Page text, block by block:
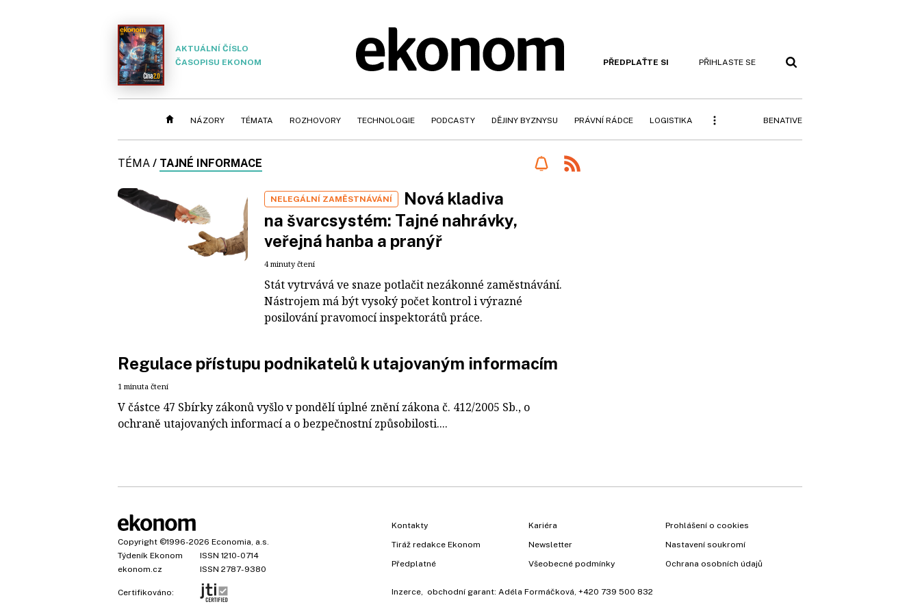
AKTUÁLNÍ ČÍSLO
ČASOPISU EKONOM
PŘEDPLAŤTE SI PŘIHLASTE SE
NÁZORY TÉMATA ROZHOVORY TECHNOLOGIE PODCASTY DĚJINY BYZNYSU PRÁVNÍ RÁDCE LOGISTIKA BENATIVE
TÉMA / TAJNÉ INFORMACE
NELEGÁLNÍ ZAMĚSTNÁVÁNÍ
Nová kladiva
na švarcsystém: Tajné nahrávky,
veřejná hanba a pranýř
4 minuty čtení
Stát vytrvává ve snaze potlačit nezákonné zaměstnávání.
Nástrojem má být vysoký počet kontrol i výrazné
posilování pravomocí inspektorátů práce.
Regulace přístupu podnikatelů k utajovaným informacím
1 minuta čtení
V částce 47 Sbírky zákonů vyšlo v pondělí úplné znění zákona č. 412/2005 Sb., o
ochraně utajovaných informací a o bezpečnostní způsobilosti....
Copyright ©1996-2026 Economia, a.s.
Týdeník Ekonom
ISSN 1210-0714
ekonom.cz
ISSN 2787-9380
Certifikováno:
Kontakty
Tiráž redakce Ekonom
Předplatné
Kariéra
Newsletter
Všeobecné podmínky
Prohlášení o cookies
Nastavení soukromí
Ochrana osobních údajů
Inzerce , obchodní garant: Adéla Formáčková +420 739 500 832